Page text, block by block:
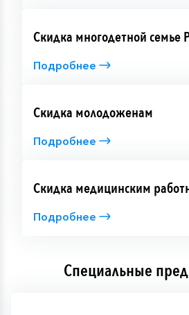
Скидка многодетной семье
Подробнее
Скидка молодоженам
Подробнее
Скидка медицинским
Подробнее
Специальные